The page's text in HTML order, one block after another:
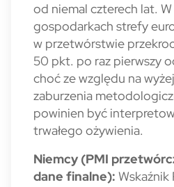
od niemal czterech lat.
gospodarkach strefy
w przetwórstwie
50 pkt. po raz pierwszy
choć ze względu na
zaburzenia
powinien być
trwałego ożywienia.
Niemcy (PMI
dane finalne): Wskaźnik